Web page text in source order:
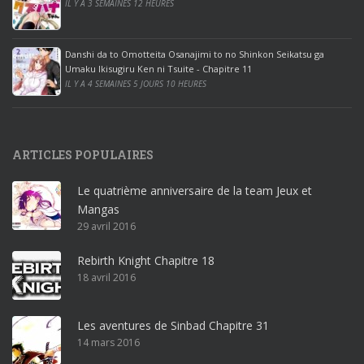
i
c
e
2
0
1
r
o
ff
i
c
e
3
IL Y A 3 SEMAINES 12 HEURES
Danshi da to Omotteita Osanajimi to no Shinkon Seikatsu ga
Umaku Ikisugiru Ken ni Tsuite - Chapitre 11
IL Y A 4 SEMAINES 5 JOURS 10 HEURES
ARTICLES POPULAIRES
Le quatrième anniversaire de la team Jeux et
Mangas
29 avril 2016
Rebirth Knight Chapitre 18
18 avril 2016
Les aventures de Sinbad Chapitre 31
14 mars 2016